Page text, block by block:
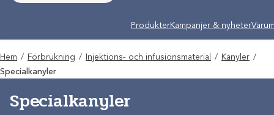
ProdukterKampanjer & nyheter
Hem / Förbrukning / Injektions- och infusionsmaterial / Kanyler /
Specialkanyler
Specialkanyler